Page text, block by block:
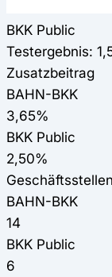
BKK Public
Testergebnis:
Zusatzbeitrag
BAHN-BKK
3,65%
BKK Public
2,50%
Geschäftsstellen
BAHN-BKK
14
BKK Public
6